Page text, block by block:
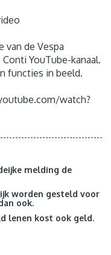
van de Vespa
YouTube-kanaal.
functies in beeld.
watch?
melding de
worden gesteld voor
ook.
lenen kost ook geld.